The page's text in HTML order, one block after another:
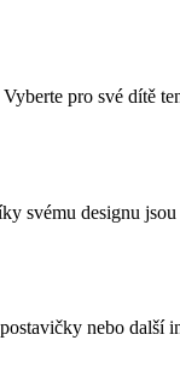
pro své dítě
svému designu
nebo další